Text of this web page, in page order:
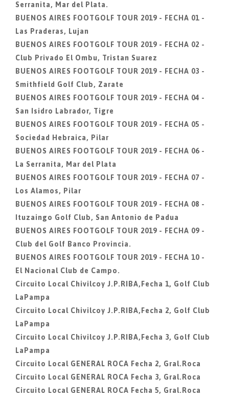
Serranita, Mar del Plata.
BUENOS AIRES FOOTGOLF TOUR 2019 - FECHA 01 -
Las Praderas, Lujan
BUENOS AIRES FOOTGOLF TOUR 2019 - FECHA 02 -
Club Privado El Ombu, Tristan Suarez
BUENOS AIRES FOOTGOLF TOUR 2019 - FECHA 03 -
Smithfield Golf Club, Zarate
BUENOS AIRES FOOTGOLF TOUR 2019 - FECHA 04 -
San Isidro Labrador, Tigre
BUENOS AIRES FOOTGOLF TOUR 2019 - FECHA 05 -
Sociedad Hebraica, Pilar
BUENOS AIRES FOOTGOLF TOUR 2019 - FECHA 06 -
La Serranita, Mar del Plata
BUENOS AIRES FOOTGOLF TOUR 2019 - FECHA 07 -
Los Alamos, Pilar
BUENOS AIRES FOOTGOLF TOUR 2019 - FECHA 08 -
Ituzaingo Golf Club, San Antonio de Padua
BUENOS AIRES FOOTGOLF TOUR 2019 - FECHA 09 -
Club del Golf Banco Provincia.
BUENOS AIRES FOOTGOLF TOUR 2019 - FECHA 10 -
El Nacional Club de Campo.
Circuito Local Chivilcoy J.P.RIBA,Fecha 1, Golf Club
LaPampa
Circuito Local Chivilcoy J.P.RIBA,Fecha 2, Golf Club
LaPampa
Circuito Local Chivilcoy J.P.RIBA,Fecha 3, Golf Club
LaPampa
Circuito Local GENERAL ROCA Fecha 2, Gral.Roca
Circuito Local GENERAL ROCA Fecha 3, Gral.Roca
Circuito Local GENERAL ROCA Fecha 5, Gral.Roca